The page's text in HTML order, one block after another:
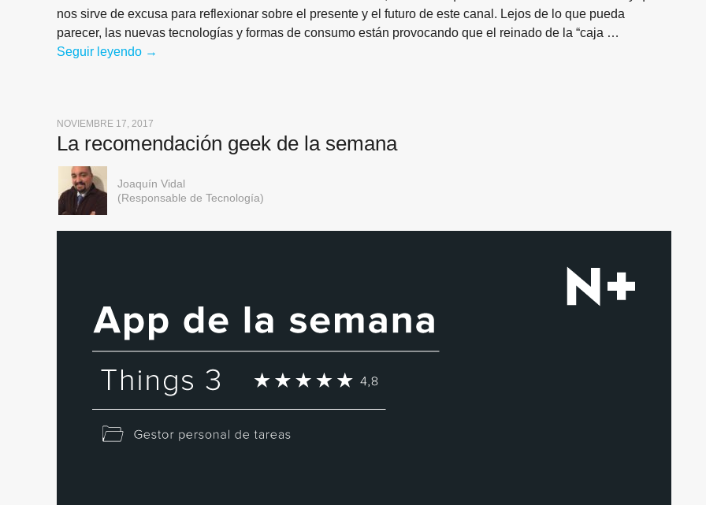
nos sirve de excusa para reflexionar sobre el presente y el futuro de este canal. Lejos de lo que pueda
parecer, las nuevas tecnologías y formas de consumo están provocando que el reinado de la “caja …
Seguir leyendo En el futuro seguiremos viendo televisión
→
NOVIEMBRE 17, 2017
La recomendación geek de la semana
Joaquín Vidal
(Responsable de Tecnología)